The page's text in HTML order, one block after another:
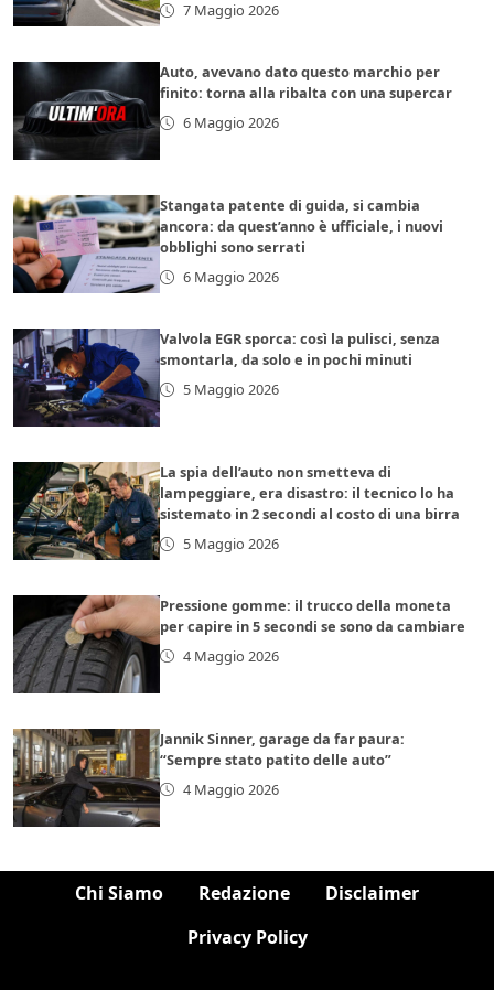
7 Maggio 2026
Auto, avevano dato questo marchio per
finito: torna alla ribalta con una supercar
6 Maggio 2026
Stangata patente di guida, si cambia
ancora: da quest’anno è ufficiale, i nuovi
obblighi sono serrati
6 Maggio 2026
Valvola EGR sporca: così la pulisci, senza
smontarla, da solo e in pochi minuti
5 Maggio 2026
La spia dell’auto non smetteva di
lampeggiare, era disastro: il tecnico lo ha
sistemato in 2 secondi al costo di una birra
5 Maggio 2026
Pressione gomme: il trucco della moneta
per capire in 5 secondi se sono da cambiare
4 Maggio 2026
Jannik Sinner, garage da far paura:
“Sempre stato patito delle auto”
4 Maggio 2026
Chi Siamo Redazione
Disclaimer
Privacy Policy